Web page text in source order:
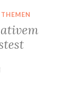
THEMEN